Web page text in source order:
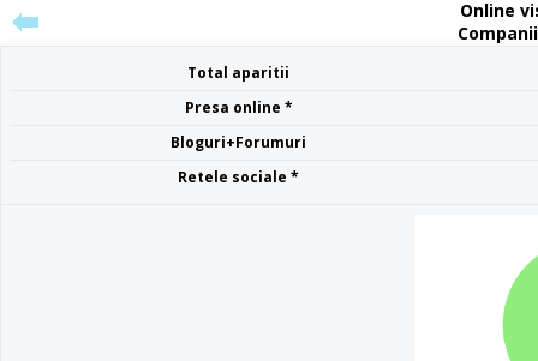
Online
Total aparitii
Presa online *
Bloguri+Forumuri
Retele sociale *